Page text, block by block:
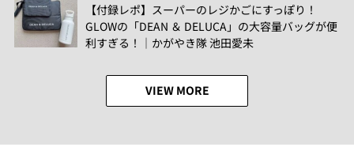
【付録レポ】スーパーのレジかごにすっぽり！
GLOWの「DEAN ＆ DELUCA」の大容量バッグが便
利すぎる！│かがやき隊 池田愛未
VIEW MORE